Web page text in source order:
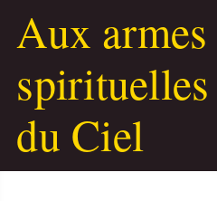
Aux armes
du Ciel